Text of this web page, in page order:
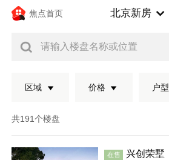
焦点首页 北京新房
请输入楼盘名称或位置
区域 价格 户型
共191个楼盘
在售 兴创荣墅